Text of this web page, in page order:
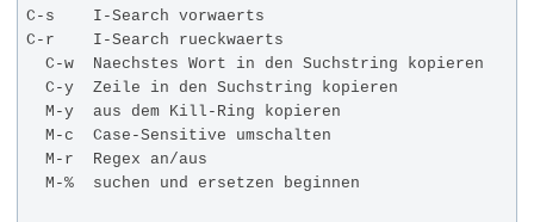
C-s    I-Search vorwaerts
C-r    I-Search rueckwaerts
  C-w  Naechstes Wort in den Suchstring kopieren
  C-y  Zeile in den Suchstring kopieren
  M-y  aus dem Kill-Ring kopieren
  M-c  Case-Sensitive umschalten
  M-r  Regex an/aus
  M-%  suchen und ersetzen beginnen